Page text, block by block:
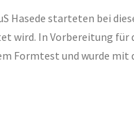
Hasede starteten bei
wird. In Vorbereitung
Formtest und wurde mit